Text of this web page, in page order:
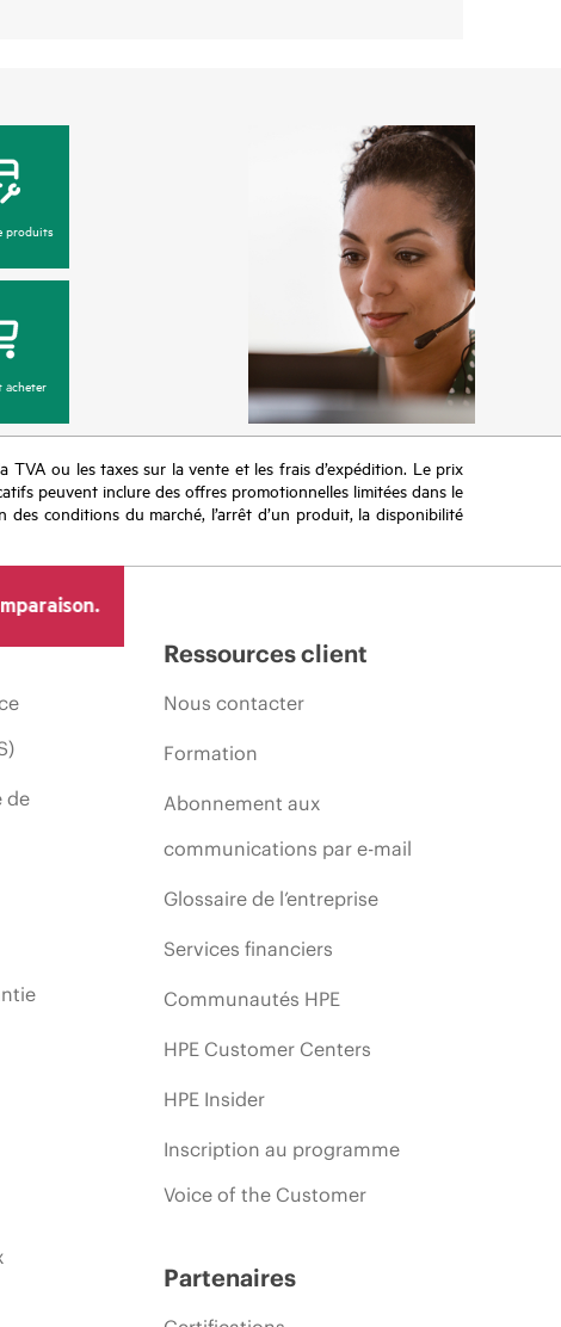
produits
acheter
ou les taxes sur la vente et les frais d’expédition. Le prix
peuvent inclure des offres promotionnelles limitées dans le
des conditions du marché, l’arrêt d’un produit, la disponibilité
de
Ressources client
Nous contacter
Formation
Abonnement aux
communications par e-mail
Glossaire de l’entreprise
Services financiers
Communautés HPE
HPE Customer Centers
HPE Insider
Inscription au programme
Voice of the Customer
Partenaires